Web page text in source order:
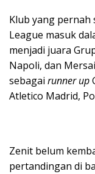
Klub yang pernah
League masuk
menjadi juara
Napoli, dan
sebagai runner up
Atletico Madrid,
Zenit belum
pertandingan di